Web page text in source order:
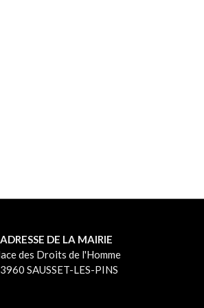
ADRESSE DE LA MAIRIE
des Droits de l'Homme
SAUSSET-LES-PINS